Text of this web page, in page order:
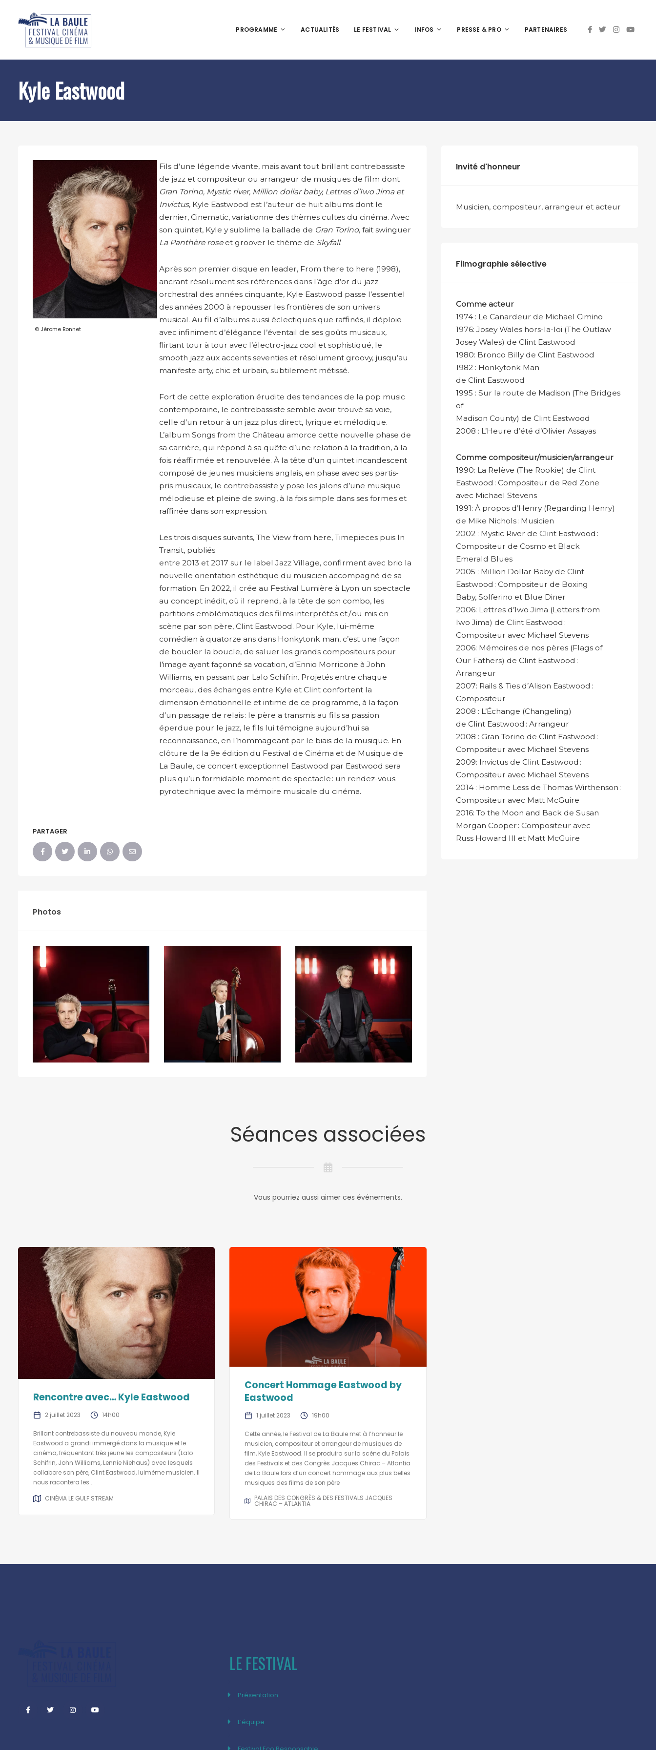
PROGRAMME ACTUALITÉS LE FESTIVAL INFOS PRESSE & PRO PARTENAIRES
Kyle Eastwood
© Jérome Bonnet
Fils d’une légende vivante, mais avant tout brillant contrebassiste
de jazz et compositeur ou arrangeur de musiques de film dont
Gran Torino, Mystic river, Million dollar baby, Lettres d’Iwo Jima et
Invictus, Kyle Eastwood est l’auteur de huit albums dont le
dernier, Cinematic, variationne des thèmes cultes du cinéma. Avec
son quintet, Kyle y sublime la ballade de Gran Torino, fait swinguer
La Panthère roseet groover le thème de Skyfall.
Après son premier disque en leader, From there to here (1998),
ancrant résolument ses références dans l’âge d’or du jazz
orchestral des années cinquante, Kyle Eastwood passe l’essentiel
des années 2000 à repousser les frontières de son univers
musical. Au fil d’albums aussi éclectiques que raffinés, il déploie
avec infiniment d’élégance l’éventail de ses goûts musicaux,
flirtant tour à tour avec l’électro-jazz cool et sophistiqué, le
smooth jazz aux accents seventies et résolument groovy, jusqu’au
manifeste arty, chic et urbain, subtilement métissé.
Fort de cette exploration érudite des tendances de la pop music
contemporaine, le contrebassiste semble avoir trouvé sa voie,
celle d’un retour à un jazz plus direct, lyrique et mélodique.
L’album Songs from the Château amorce cette nouvelle phase de
sa carrière, qui répond à sa quête d’une relation à la tradition, à la
fois réaffirmée et renouvelée. À la tête d’un quintet incandescent
composé de jeunes musiciens anglais, en phase avec ses partis-
pris musicaux, le contrebassiste y pose les jalons d’une musique
mélodieuse et pleine de swing, à la fois simple dans ses formes et
raffinée dans son expression.
Les trois disques suivants, The View from here, Timepieces puis In
Transit, publiés
entre 2013 et 2017 sur le label Jazz Village, confirment avec brio la
nouvelle orientation esthétique du musicien accompagné de sa
formation. En 2022, il crée au Festival Lumière à Lyon un spectacle
au concept inédit, où il reprend, à la tête de son combo, les
partitions emblématiques des films interprétés et / ou mis en
scène par son père, Clint Eastwood. Pour Kyle, lui-même
comédien à quatorze ans dans Honkytonk man, c’est une façon
de boucler la boucle, de saluer les grands compositeurs pour
l’image ayant façonné sa vocation, d’Ennio Morricone à John
Williams, en passant par Lalo Schifrin. Projetés entre chaque
morceau, des échanges entre Kyle et Clint confortent la
dimension émotionnelle et intime de ce programme, à la façon
d’un passage de relais : le père a transmis au fils sa passion
éperdue pour le jazz, le fils lui témoigne aujourd’hui sa
reconnaissance, en l’hommageant par le biais de la musique. En
clôture de la 9e édition du Festival de Cinéma et de Musique de
La Baule, ce concert exceptionnel Eastwood par Eastwood sera
plus qu’un formidable moment de spectacle : un rendez-vous
pyrotechnique avec la mémoire musicale du cinéma.
PARTAGER
Photos
Invité d'honneur
Musicien, compositeur, arrangeur et acteur
Filmographie sélective
Comme acteur
1974 : Le Canardeur de Michael Cimino
1976: Josey Wales hors-la-loi (The Outlaw
Josey Wales) de Clint Eastwood
1980: Bronco Billy de Clint Eastwood
1982 : Honkytonk Man
de Clint Eastwood
1995 : Sur la route de Madison (The Bridges
of
Madison County) de Clint Eastwood
2008 : L’Heure d’été d’Olivier Assayas
Comme compositeur/musicien/arrangeur
1990: La Relève (The Rookie) de Clint
Eastwood : Compositeur de Red Zone
avec Michael Stevens
1991: À propos d’Henry (Regarding Henry)
de Mike Nichols : Musicien
2002 : Mystic River de Clint Eastwood :
Compositeur de Cosmo et Black
Emerald Blues
2005 : Million Dollar Baby de Clint
Eastwood : Compositeur de Boxing
Baby, Solferino et Blue Diner
2006: Lettres d’Iwo Jima (Letters from
Iwo Jima) de Clint Eastwood :
Compositeur avec Michael Stevens
2006: Mémoires de nos pères (Flags of
Our Fathers) de Clint Eastwood :
Arrangeur
2007: Rails & Ties d’Alison Eastwood :
Compositeur
2008 : L’Échange (Changeling)
de Clint Eastwood : Arrangeur
2008 : Gran Torino de Clint Eastwood :
Compositeur avec Michael Stevens
2009: Invictus de Clint Eastwood :
Compositeur avec Michael Stevens
2014 : Homme Less de Thomas Wirthenson :
Compositeur avec Matt McGuire
2016: To the Moon and Back de Susan
Morgan Cooper : Compositeur avec
Russ Howard III et Matt McGuire
Séances associées
Vous pourriez aussi aimer ces événements.
Rencontre avec… Kyle Eastwood
2 juillet 2023 14h00
Brillant contrebassiste du nouveau monde, Kyle
Eastwood a grandi immergé dans la musique et le
cinéma, fréquentant très jeune les compositeurs (Lalo
Schifrin, John Williams, Lennie Niehaus) avec lesquels
collabore son père, Clint Eastwood, luimême musicien. Il
nous racontera les...
CINÉMA LE GULF STREAM
Concert Hommage Eastwood by
Eastwood
1 juillet 2023 19h00
Cette année, le Festival de La Baule met à l’honneur le
musicien, compositeur et arrangeur de musiques de
film, Kyle Eastwood. Il se produira sur la scène du Palais
des Festivals et des Congrès Jacques Chirac – Atlantia
de La Baule lors d’un concert hommage aux plus belles
musiques des films de son père
PALAIS DES CONGRÈS & DES FESTIVALS JACQUES
CHIRAC – ATLANTIA
LE FESTIVAL
Présentation
L’équipe